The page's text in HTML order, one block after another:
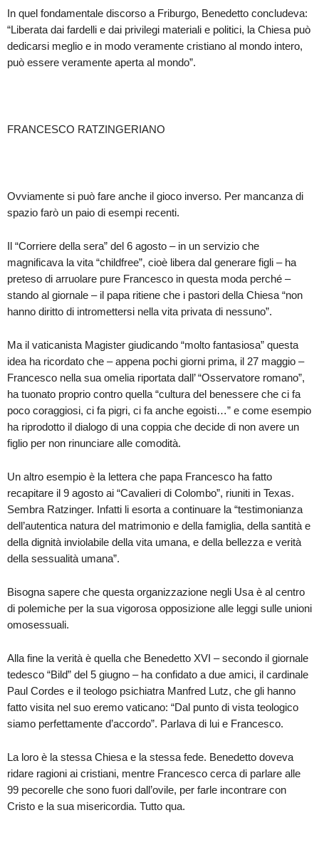
In quel fondamentale discorso a Friburgo, Benedetto concludeva:
“Liberata dai fardelli e dai privilegi materiali e politici, la Chiesa può
dedicarsi meglio e in modo veramente cristiano al mondo intero,
può essere veramente aperta al mondo”.
FRANCESCO RATZINGERIANO
Ovviamente si può fare anche il gioco inverso. Per mancanza di
spazio farò un paio di esempi recenti.
Il “Corriere della sera” del 6 agosto – in un servizio che
magnificava la vita “childfree”, cioè libera dal generare figli – ha
preteso di arruolare pure Francesco in questa moda perché –
stando al giornale – il papa ritiene che i pastori della Chiesa “non
hanno diritto di intromettersi nella vita privata di nessuno”.
Ma il vaticanista Magister giudicando “molto fantasiosa” questa
idea ha ricordato che – appena pochi giorni prima, il 27 maggio –
Francesco nella sua omelia riportata dall’ “Osservatore romano”,
ha tuonato proprio contro quella “cultura del benessere che ci fa
poco coraggiosi, ci fa pigri, ci fa anche egoisti…” e come esempio
ha riprodotto il dialogo di una coppia che decide di non avere un
figlio per non rinunciare alle comodità.
Un altro esempio è la lettera che papa Francesco ha fatto
recapitare il 9 agosto ai “Cavalieri di Colombo”, riuniti in Texas.
Sembra Ratzinger. Infatti li esorta a continuare la “testimonianza
dell’autentica natura del matrimonio e della famiglia, della santità e
della dignità inviolabile della vita umana, e della bellezza e verità
della sessualità umana”.
Bisogna sapere che questa organizzazione negli Usa è al centro
di polemiche per la sua vigorosa opposizione alle leggi sulle unioni
omosessuali.
Alla fine la verità è quella che Benedetto XVI – secondo il giornale
tedesco “Bild” del 5 giugno – ha confidato a due amici, il cardinale
Paul Cordes e il teologo psichiatra Manfred Lutz, che gli hanno
fatto visita nel suo eremo vaticano: “Dal punto di vista teologico
siamo perfettamente d’accordo”. Parlava di lui e Francesco.
La loro è la stessa Chiesa e la stessa fede. Benedetto doveva
ridare ragioni ai cristiani, mentre Francesco cerca di parlare alle
99 pecorelle che sono fuori dall’ovile, per farle incontrare con
Cristo e la sua misericordia. Tutto qua.